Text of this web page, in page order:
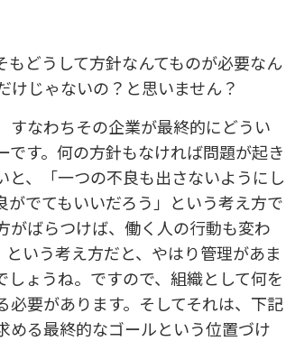
どうして方針なんてものが必要なん
じゃないの？と思いません？
すなわちその企業が最終的にどうい
す。何の方針もなければ問題が起き
、「一つの不良も出さないようにし
でてもいいだろう」という考え方で
がばらつけば、働く人の行動も変わ
いう考え方だと、やはり管理があま
ょうね。ですので、組織として何を
要があります。そしてそれは、下記
める最終的なゴールという位置づけ